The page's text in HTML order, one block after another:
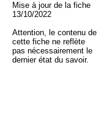
Mise à jour de la fiche
13/10/2022
Attention, le contenu de
cette fiche ne reflète
pas nécessairement le
dernier état du savoir.